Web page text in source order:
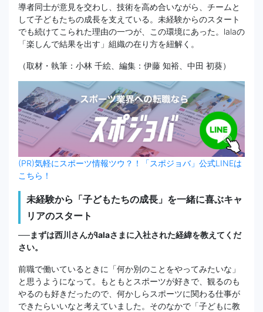
導者同士が意見を交わし、技術を高め合いながら、チームと
して子どもたちの成長を支えている。未経験からのスタート
でも続けてこられた理由の一つが、この環境にあった。lalaの
「楽しんで結果を出す」組織の在り方を紐解く。
（取材・執筆：小林 千絵、編集：伊藤 知裕、中田 初葵）
(PR)気軽にスポーツ情報ツウ？！「スポジョバ」公式LINEは
こちら！
未経験から「子どもたちの成長」を一緒に喜ぶキャ
リアのスタート
──まずは西川さんがlalaさまに入社された経緯を教えてくだ
さい。
前職で働いているときに「何か別のことをやってみたいな」
と思うようになって。もともとスポーツが好きで、観るのも
やるのも好きだったので、何かしらスポーツに関わる仕事が
できたらいいなと考えていました。そのなかで「子どもに教